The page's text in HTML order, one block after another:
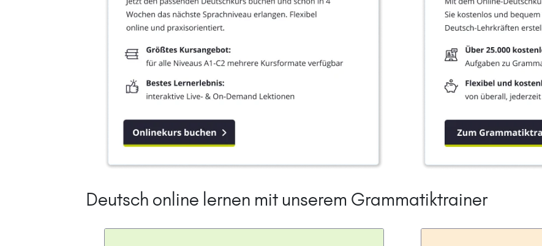
Deutsch online lernen mit unserem Grammatiktrainer